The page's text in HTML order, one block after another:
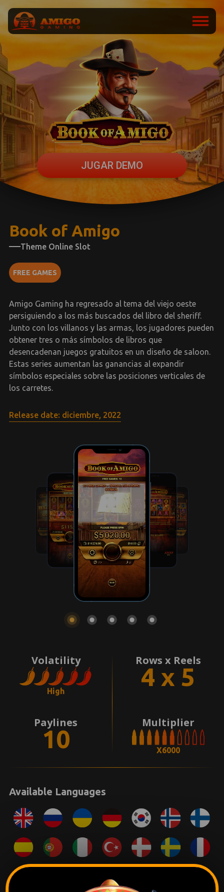
JUGAR DEMO
Book of Amigo
Theme Online Slot
FREE GAMES
Amigo Gaming ha regresado al tema del viejo oeste
persiguiendo a los más buscados del libro del sheriff.
Junto con los villanos y las armas, los jugadores pueden
obtener tres o más símbolos de libros que
desencadenan juegos gratuitos en un diseño de saloon.
Estas series aumentan las ganancias al expandir
símbolos especiales sobre las posiciones verticales de
los carretes.
Release date: diciembre, 2022
Volatility
High
Rows x Reels
4 x 5
Paylines
10
Multiplier
X6000
Available Languages